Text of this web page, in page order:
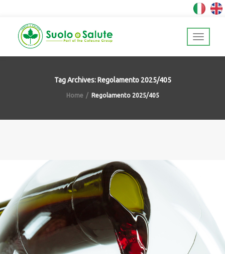
Tag Archives: Regolamento 2025/405
Home Regolamento 2025/405